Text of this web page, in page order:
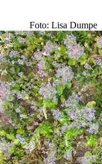
Foto: Lisa Dumpe